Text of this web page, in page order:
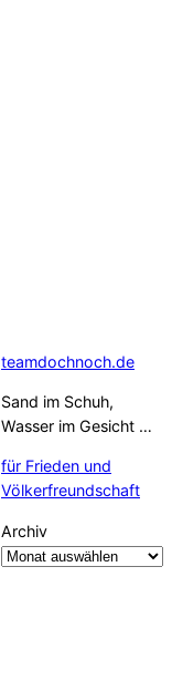
teamdochnoch.de
Sand im Schuh,
Wasser im Gesicht …
für Frieden und
Völkerfreundschaft
Archiv